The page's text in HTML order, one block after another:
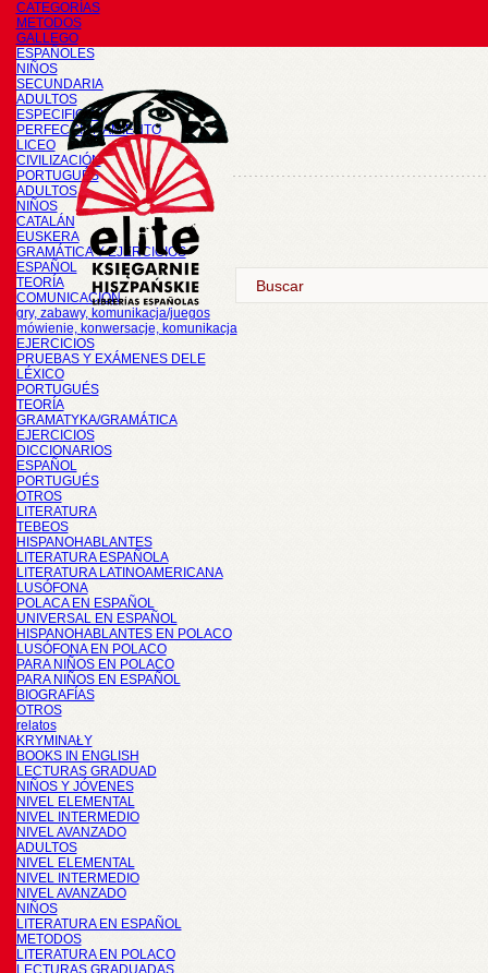
CATEGORÍAS
METODOS
GALLEGO
ESPAÑOLES
NIÑOS
SECUNDARIA
ADULTOS
ESPECIFICOS
PERFECCIONAMIENTO
LICEO
CIVILIZACIÓN
PORTUGUÉS
ADULTOS
NIÑOS
CATALÁN
EUSKERA
GRAMÁTICA Y EJERCICIOS
ESPAÑOL
TEORÍA
COMUNICACIÓN
gry, zabawy, komunikacja/juegos
mówienie, konwersacje, komunikacja
EJERCICIOS
PRUEBAS Y EXÁMENES DELE
LÉXICO
PORTUGUÉS
TEORÍA
GRAMATYKA/GRAMÁTICA
EJERCICIOS
DICCIONARIOS
ESPAÑOL
PORTUGUÉS
OTROS
LITERATURA
TEBEOS
HISPANOHABLANTES
LITERATURA ESPAÑOLA
LITERATURA LATINOAMERICANA
LUSÓFONA
POLACA EN ESPAÑOL
UNIVERSAL EN ESPAÑOL
HISPANOHABLANTES EN POLACO
LUSÓFONA EN POLACO
PARA NIÑOS EN POLACO
PARA NIÑOS EN ESPAÑOL
BIOGRAFÍAS
OTROS
relatos
KRYMINAŁY
BOOKS IN ENGLISH
LECTURAS GRADUAD
NIÑOS Y JÓVENES
NIVEL ELEMENTAL
NIVEL INTERMEDIO
NIVEL AVANZADO
ADULTOS
NIVEL ELEMENTAL
NIVEL INTERMEDIO
NIVEL AVANZADO
NIÑOS
LITERATURA EN ESPAÑOL
METODOS
LITERATURA EN POLACO
LECTURAS GRADUADAS